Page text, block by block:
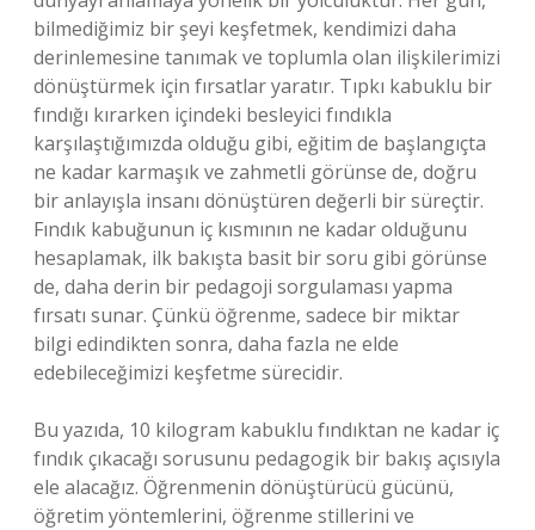
bilmediğimiz bir şeyi keşfetmek, kendimizi daha
derinlemesine tanımak ve toplumla olan ilişkilerimizi
dönüştürmek için fırsatlar yaratır. Tıpkı kabuklu bir
fındığı kırarken içindeki besleyici fındıkla
karşılaştığımızda olduğu gibi, eğitim de başlangıçta
ne kadar karmaşık ve zahmetli görünse de, doğru
bir anlayışla insanı dönüştüren değerli bir süreçtir.
Fındık kabuğunun iç kısmının ne kadar olduğunu
hesaplamak, ilk bakışta basit bir soru gibi görünse
de, daha derin bir pedagoji sorgulaması yapma
fırsatı sunar. Çünkü öğrenme, sadece bir miktar
bilgi edindikten sonra, daha fazla ne elde
edebileceğimizi keşfetme sürecidir.
Bu yazıda, 10 kilogram kabuklu fındıktan ne kadar iç
fındık çıkacağı sorusunu pedagogik bir bakış açısıyla
ele alacağız. Öğrenmenin dönüştürücü gücünü,
öğretim yöntemlerini, öğrenme stillerini ve